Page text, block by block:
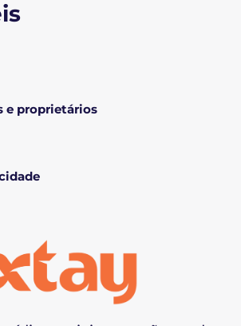
e proprietários